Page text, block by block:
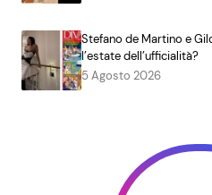
Stefano de Martino e
l’estate dell’ufficialità?
5 Agosto 2026